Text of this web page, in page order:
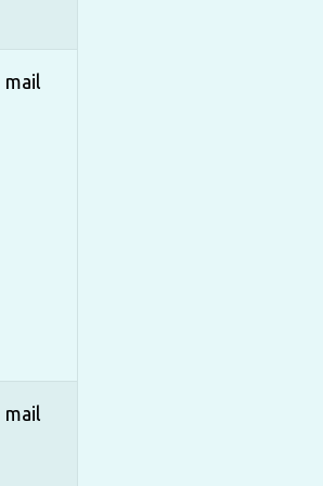
mail
mail